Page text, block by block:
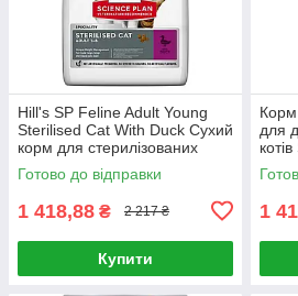
Hill's SP Feline Adult Young
Sterilised Cat With Duck Сухий
корм для стерилізованих
котів 3кг
Готово до відправки
1 418,88 ₴ 2 217 ₴
Купити
Корм
для
Cat
1